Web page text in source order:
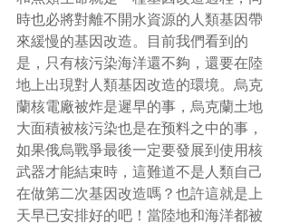
時也必將對離不開水資源的人類基因帶
來緩慢的基因改造。目前我們看到的
是，只有核污染海洋還不夠，還要在陸
地上出現對人類基因改造的環境。烏克
蘭核電廠被炸是遲早的事，烏克蘭土地
大面積被核污染也是在预料之中的事，
如果俄烏戰爭最後一定要發展到使用核
武器才能結束時，這難道不是人類自己
在做第二次基因改造嗎？也許這就是上
天早已安排好的吧！當陸地和海洋都被